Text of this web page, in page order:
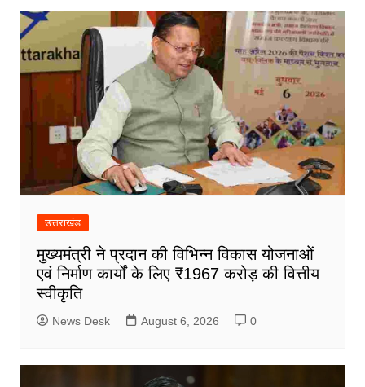
उत्तराखंड
मुख्यमंत्री ने प्रदान की विभिन्न विकास योजनाओं
एवं निर्माण कार्यों के लिए ₹1967 करोड़ की वित्तीय
स्वीकृति
News Desk August 6, 2026 0